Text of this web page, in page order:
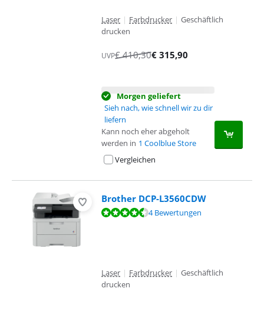
Laser | Farbdrucker | Geschäftlich
drucken
UVP€410,30€ 315,90
Morgen geliefert
Sieh nach, wie schnell wir zu dir
liefern
Kann noch eher abgeholt
werden in 1 Coolblue Store
Vergleichen
Brother DCP-L3560CDW
Bewertet mit 9,3 von 10, basierend auf 4 Bewertungen.
4 Bewertungen
Laser | Farbdrucker | Geschäftlich
drucken